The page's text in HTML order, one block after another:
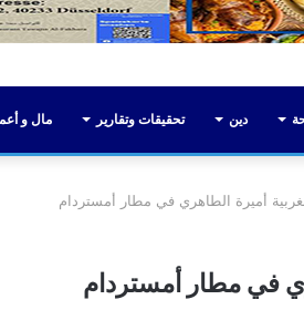
دين تحقيقات وتقارير مال و
أميرة الطاهري في مطار أمستردام
في مطار أمستردام